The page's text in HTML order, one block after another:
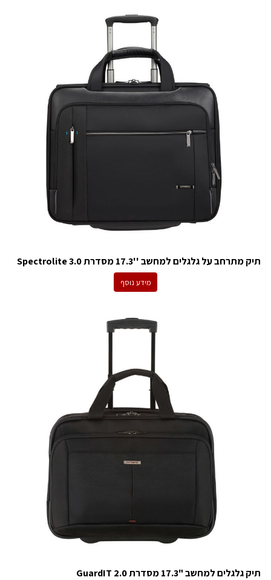
תיק מתרחב על גלגלים למחשב ''17.3 מסדרת Spectrolite 3.0
מידע נוסף
תיק גלגלים למחשב "17.3 מסדרת GuardIT 2.0